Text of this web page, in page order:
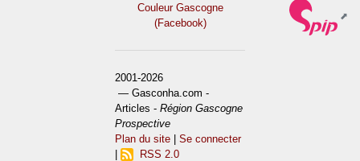
Couleur Gascogne
(Facebook)
2001-2026
— Gasconha.com -
Articles -Région Gascogne
Prospective
Plan du site |Se connecter
RSS 2.0